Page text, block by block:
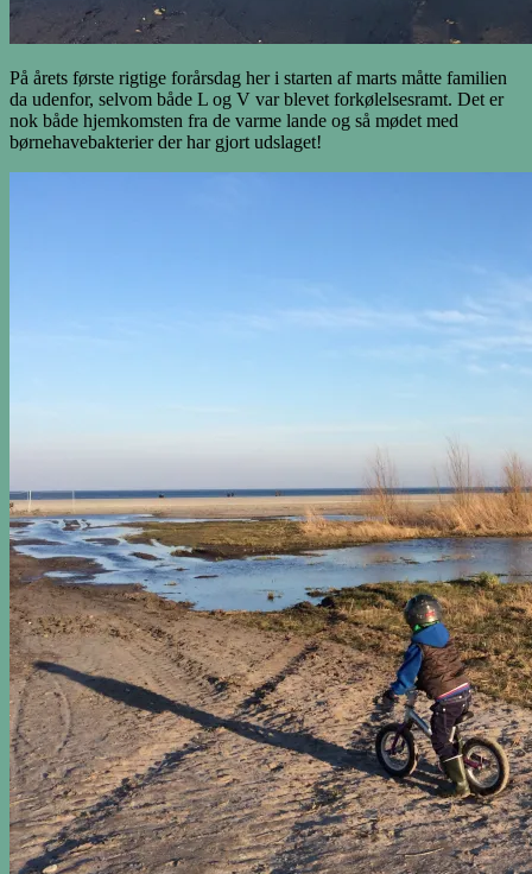
På årets første rigtige forårsdag her i starten af marts måtte familien
da udenfor, selvom både L og V var blevet forkølelsesramt. Det er
nok både hjemkomsten fra de varme lande og så mødet med
børnehavebakterier der har gjort udslaget!